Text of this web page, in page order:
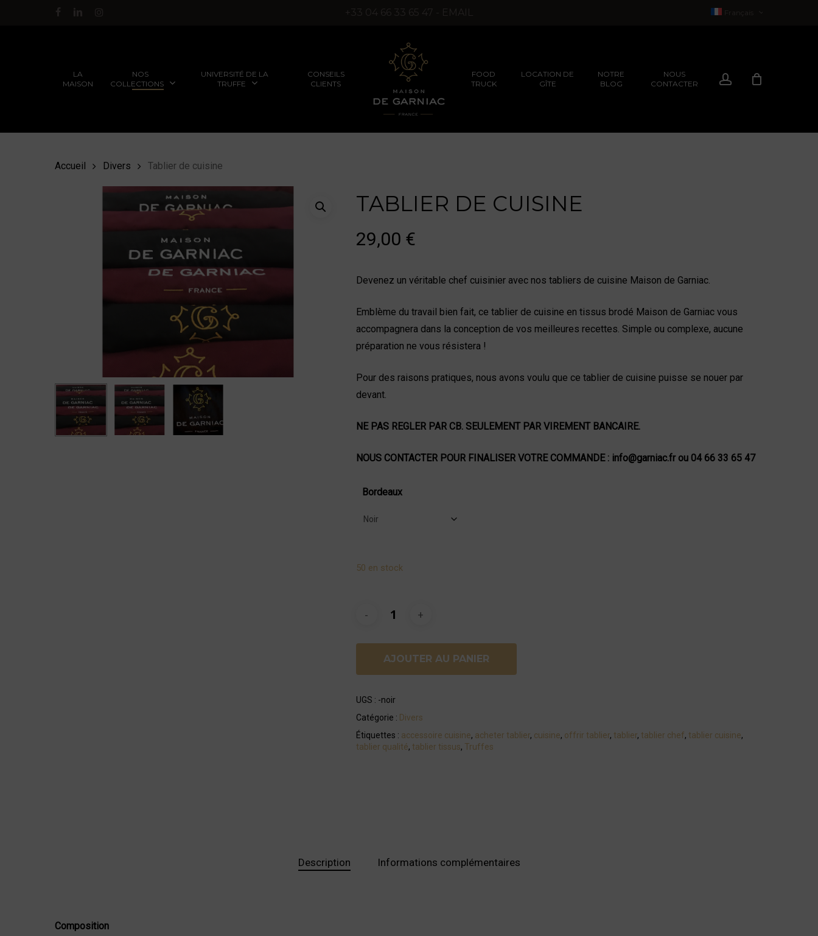
facebooklinkedininstagram +33 04 66 33 65 47 - EMAIL Français
LA
MAISON
NOS
COLLECTIONS
GRÉ DES SAISONS
(SANS ARÔMES DE
SYNTHÈSE)
UNIVERSITÉ DE LA
TRUFFE
FORMATIONS POUR LES
PARTICULIERS
CONSEILS
CLIENTS
FOOD
TRUCK
LOCATION DE
GÎTE
NOTRE
BLOG
NOUS
CONTACTER
Compte
Accueil Divers Tablier de cuisine
TABLIER DE CUISINE
29,00 €
Devenez un véritable chef cuisinier avec nos tabliers de cuisine Maison de Garniac.
Emblème du travail bien fait, ce tablier de cuisine en tissus brodé Maison de Garniac vous
accompagnera dans la conception de vos meilleures recettes. Simple ou complexe, aucune
préparation ne vous résistera !
Pour des raisons pratiques, nous avons voulu que ce tablier de cuisine puisse se nouer par
devant.
NE PAS REGLER PAR CB. SEULEMENT PAR VIREMENT BANCAIRE.
NOUS CONTACTER POUR FINALISER VOTRE COMMANDE : info@garniac.fr ou 04 66 33 65 47
Bordeaux
50 en stock
AJOUTER AU PANIER
UGS : -noir
Catégorie : Divers
Étiquettes : accessoire cuisine, acheter tablier, cuisine, offrir tablier, tablier, tablier chef, tablier cuisine,
tablier qualité, tablier tissus, Truffes
Description Informations complémentaires
Composition